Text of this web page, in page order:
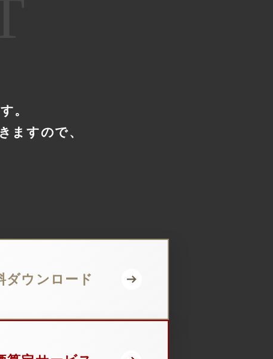
。
ますので、
ダウンロード